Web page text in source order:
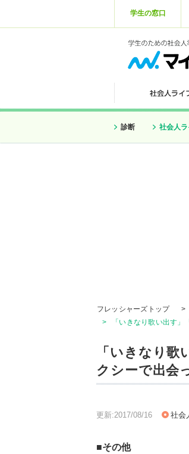
学生の窓口
診断 社会人ラ
フレッシャーズトップ >
>
「いきなり歌い出す
「いきなり
クシーで出会
更新:2017/08/16 社会
■その他